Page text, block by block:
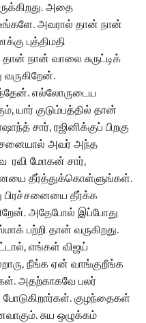
அதை
அவரால் தான் நான்
புத்திமதி
நான் வாலை சுருட்டிக்
எல்லோருடைய
யார் குடும்பத்தில் தான்
சார், ரஜினிக்குப் பிறகு
அவர் அந்த
ரவி மோகன் சார்,
தீர்த்துக்கொள்ளுங்கள்.
பிரச்சனையை தீர்க்க
அதேபோல் இப்போது
பற்றி தான் வருகிறது.
எங்கள் விஜய்
நீங்க ஏன் வாங்குறீங்க
அதற்காகவே பலர்
குழந்தைகள்
சுய ஒழுக்கம்